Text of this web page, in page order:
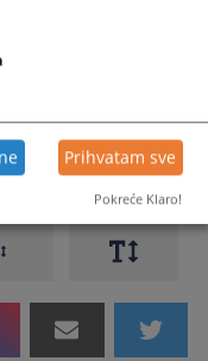
Prihvatam sve
Pokreće Klaro!